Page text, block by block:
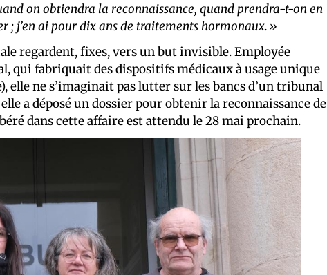
on obtiendra la reconnaissance, quand prendra-t-on en
; j’en ai pour dix ans de traitements hormonaux.»
regardent, fixes, vers un but invisible. Employée
qui fabriquait des dispositifs médicaux à usage unique
elle ne s’imaginait pas lutter sur les bancs d’un tribunal
a déposé un dossier pour obtenir la reconnaissance de
dans cette affaire est attendu le 28 mai prochain.